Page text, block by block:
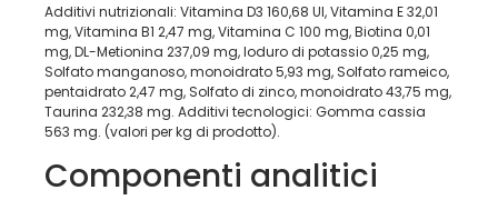
Additivi nutrizionali: Vitamina D3 160,68 UI, Vitamina E 32,01
mg, Vitamina B1 2,47 mg, Vitamina C 100 mg, Biotina 0,01
mg, DL-Metionina 237,09 mg, Ioduro di potassio 0,25 mg,
Solfato manganoso, monoidrato 5,93 mg, Solfato rameico,
pentaidrato 2,47 mg, Solfato di zinco, monoidrato 43,75 mg,
Taurina 232,38 mg. Additivi tecnologici: Gomma cassia
563 mg. (valori per kg di prodotto).
Componenti analitici